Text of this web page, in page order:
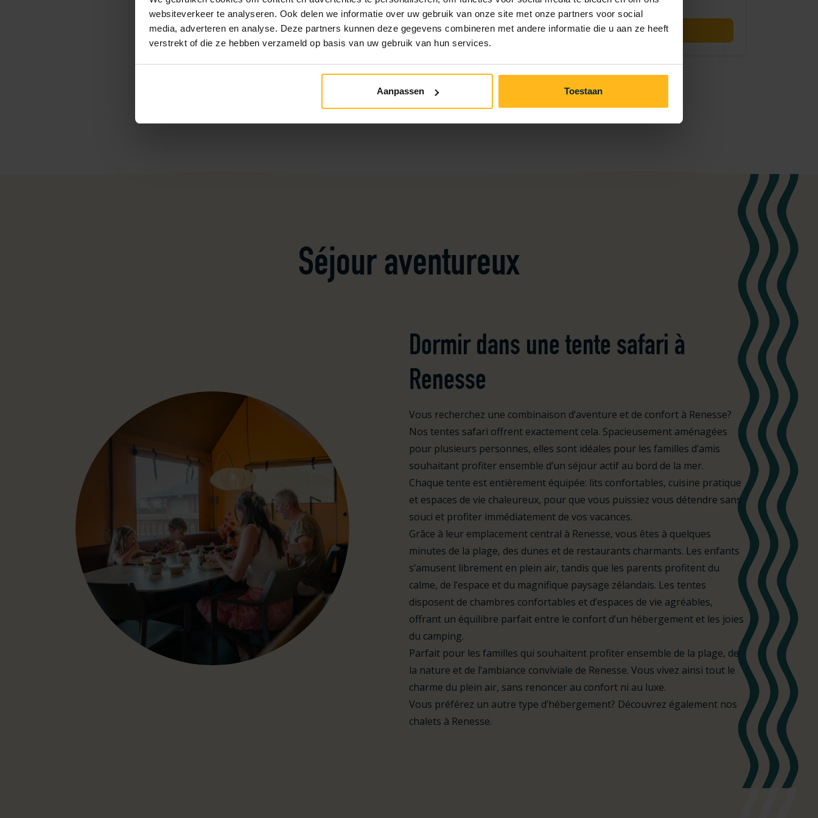
websiteverkeer te analyseren. Ook delen we informatie over uw gebruik van onze site met onze partners voor social
media, adverteren en analyse. Deze partners kunnen deze gegevens combineren met andere informatie die u aan ze heeft
verstrekt of die ze hebben verzameld op basis van uw gebruik van hun services.
Aanpassen Toestaan
1
28/08/2026
31/08/2026
Réserver maintenant
21/08/2026
24/08/2026
Réserver maintenant
Page précédente
Page suivante
Séjour aventureux
Dormir dans une tente safari à
Renesse
Vous recherchez une combinaison d’aventure et de confort à Renesse?
Nos tentes safari offrent exactement cela. Spacieusement aménagées
pour plusieurs personnes, elles sont idéales pour les familles d’amis
souhaitant profiter ensemble d’un séjour actif au bord de la mer.
Chaque tente est entièrement équipée: lits confortables, cuisine pratique
et espaces de vie chaleureux, pour que vous puissiez vous détendre sans
souci et profiter immédiatement de vos vacances.
Grâce à leur emplacement central à Renesse, vous êtes à quelques
minutes de la plage, des dunes et de restaurants charmants. Les enfants
s’amusent librement en plein air, tandis que les parents profitent du
calme, de l’espace et du magnifique paysage zélandais. Les tentes
disposent de chambres confortables et d’espaces de vie agréables,
offrant un équilibre parfait entre le confort d’un hébergement et les joies
du camping.
Parfait pour les familles qui souhaitent profiter ensemble de la plage, de
la nature et de l’ambiance conviviale de Renesse. Vous vivez ainsi tout le
charme du plein air, sans renoncer au confort ni au luxe.
Vous préférez un autre type d’hébergement? Découvrez également nos
chalets à Renesse.